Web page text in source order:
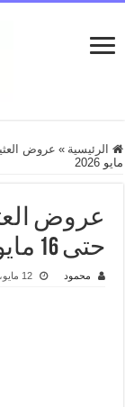
الرئيسية » عروض
مايو 2026
حتى 16 مايو 2026
محمود 12 مايو، 2026